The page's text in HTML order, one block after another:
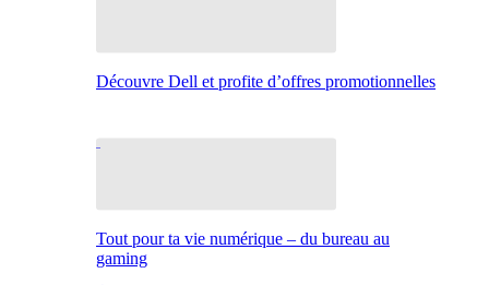
Découvre Dell et profite d’offres promotionnelles
Tout pour ta vie numérique – du bureau au
gaming